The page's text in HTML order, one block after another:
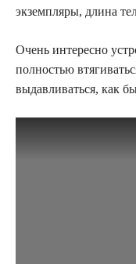
экземпляры, длина
Очень интересно
полностью
выдавливаться, как